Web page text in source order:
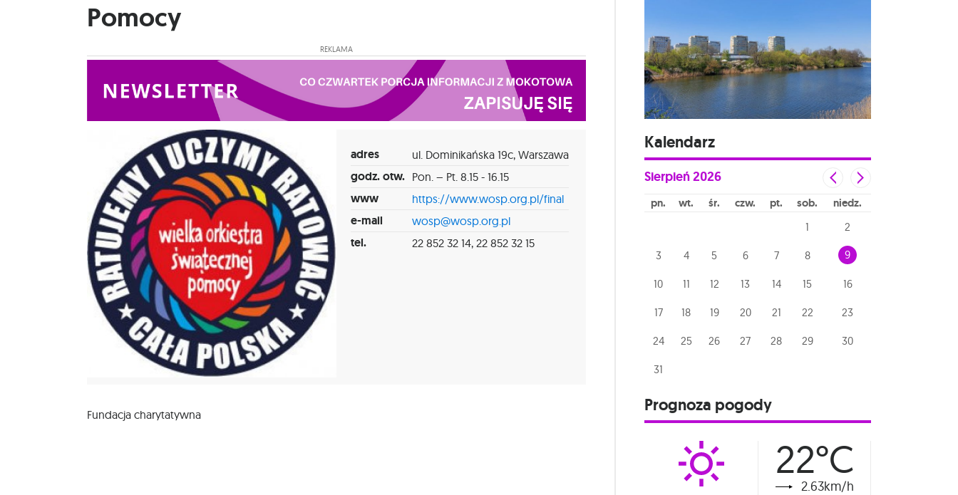
Pomocy
REKLAMA
adres ul. Dominikańska 19c, Warszawa
godz. otw. Pon. – Pt. 8.15 - 16.15
www https://www.wosp.org.pl/final
e-mail wosp@wosp.org.pl
tel. 22 852 32 14, 22 852 32 15
Fundacja charytatywna
Kalendarz
Sierpień2026
pn wt śr czw pt sob niedz
1 2
3 4 5 6 7 8 9
10 11 12 13 14 15 16
17 18 19 20 21 22 23
24 25 26 27 28 29 30
31
Prognoza pogody
22°C
2.63km/h